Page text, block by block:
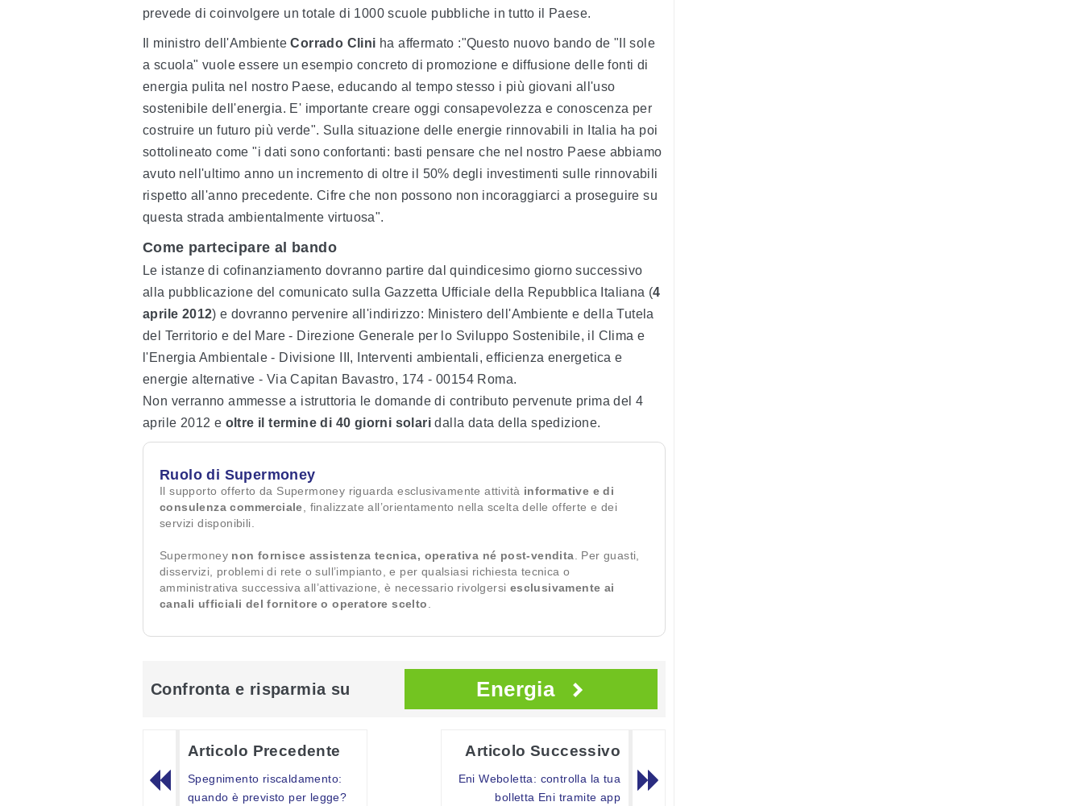
prevede di coinvolgere un totale di 1000 scuole pubbliche in tutto il Paese.
Il ministro dell'AmbienteCorrado Clini ha affermato :"Questo nuovo bando de "Il sole
a scuola" vuole essere un esempio concreto di promozione e diffusione delle fonti di
energia pulita nel nostro Paese, educando al tempo stesso i più giovani all'uso
sostenibile dell'energia. E' importante creare oggi consapevolezza e conoscenza per
costruire un futuro più verde". Sulla situazione delle energie rinnovabili in Italia ha poi
sottolineato come "i dati sono confortanti: basti pensare che nel nostro Paese abbiamo
avuto nell'ultimo anno un incremento di oltre il 50% degli investimenti sulle rinnovabili
rispetto all'anno precedente. Cifre che non possono non incoraggiarci a proseguire su
questa strada ambientalmente virtuosa".
Come partecipare al bando
Le istanze di cofinanziamento dovranno partire dal quindicesimo giorno successivo
alla pubblicazione del comunicato sulla Gazzetta Ufficiale della Repubblica Italiana (4
aprile 2012) e dovranno pervenire all'indirizzo: Ministero dell'Ambiente e della Tutela
del Territorio e del Mare - Direzione Generale per lo Sviluppo Sostenibile, il Clima e
l'Energia Ambientale - Divisione III, Interventi ambientali, efficienza energetica e
energie alternative - Via Capitan Bavastro, 174 - 00154 Roma.
Non verranno ammesse a istruttoria le domande di contributo pervenute prima del 4
aprile 2012 e oltre il termine di 40 giorni solari dalla data della spedizione.
Ruolo di Supermoney
Il supporto offerto da Supermoney riguarda esclusivamente attività informative e di
consulenza commerciale , finalizzate all’orientamento nella scelta delle offerte e dei
servizi disponibili.
Supermoney non fornisce assistenza tecnica, operativa né post-vendita . Per guasti,
disservizi, problemi di rete o sull’impianto, e per qualsiasi richiesta tecnica o
amministrativa successiva all’attivazione, è necessario rivolgersi esclusivamente ai
canali ufficiali del fornitore o operatore scelto
Confronta e risparmia su Energia
Articolo Precedente
Spegnimento riscaldamento:
quando è previsto per legge?
Articolo Successivo
Eni Weboletta: controlla la tua
bolletta Eni tramite app